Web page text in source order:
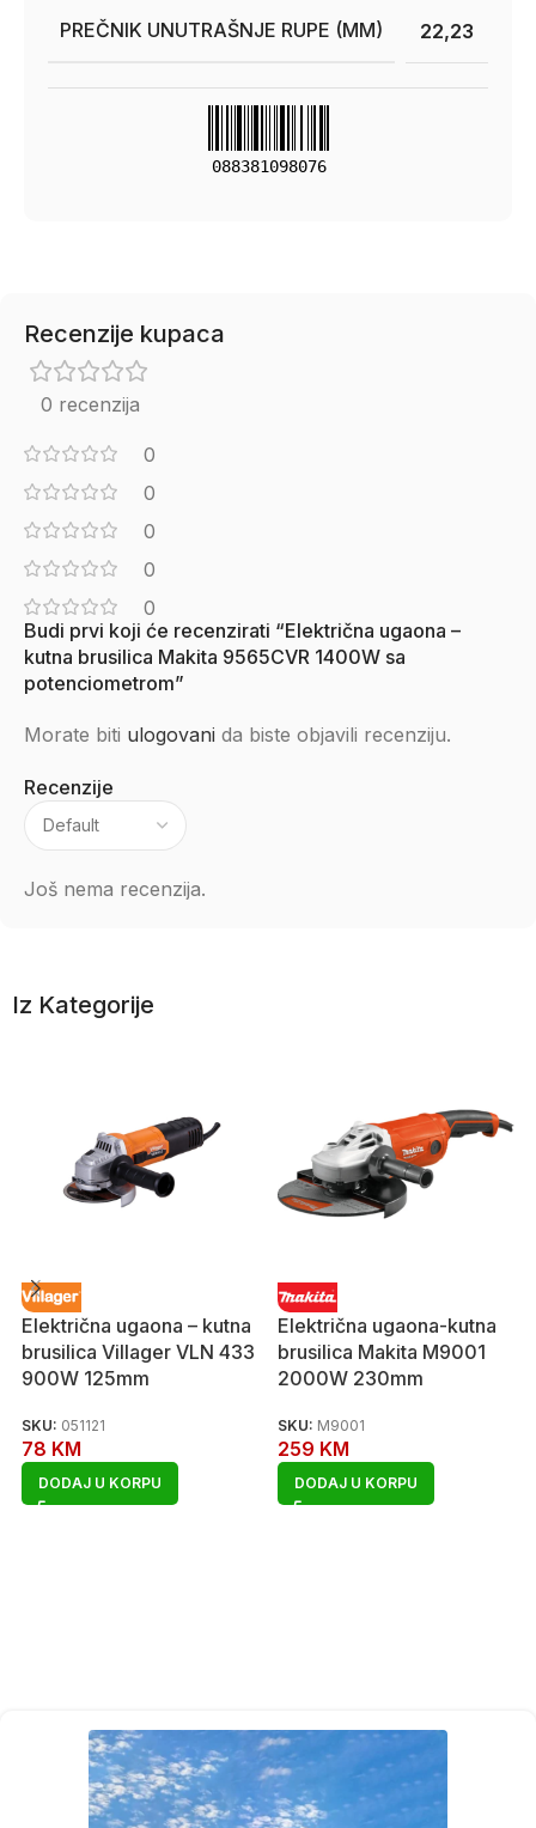
PREČNIK UNUTRAŠNJE RUPE (MM) 22,23
088381098076
Recenzije kupaca
0 recenzija
0
0
0
0
0
Recenzije
Još nema recenzija.
Budi prvi koji će recenzirati “Električna ugaona –
kutna brusilica Makita 9565CVR 1400W sa
potenciometrom”
Morate biti ulogovani da biste objavili recenziju.
Iz Kategorije
Električna ugaona – kutna
brusilica Villager VLN 433
900W 125mm
SKU: 051121
78 KM
DODAJ U KORPU
Električna ugaona-kutna
brusilica Makita M9001
2000W 230mm
SKU: M9001
259 KM
DODAJ U KORPU